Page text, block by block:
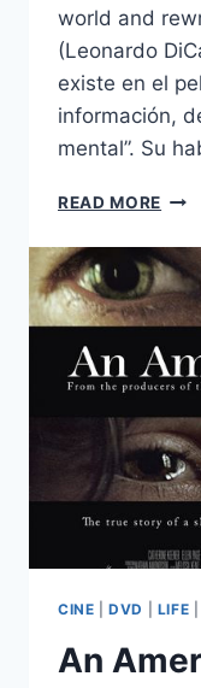
world and
(Leonardo
existe en el
información,
mental”. Su
READ MORE
CINE |DVD LIFE
An